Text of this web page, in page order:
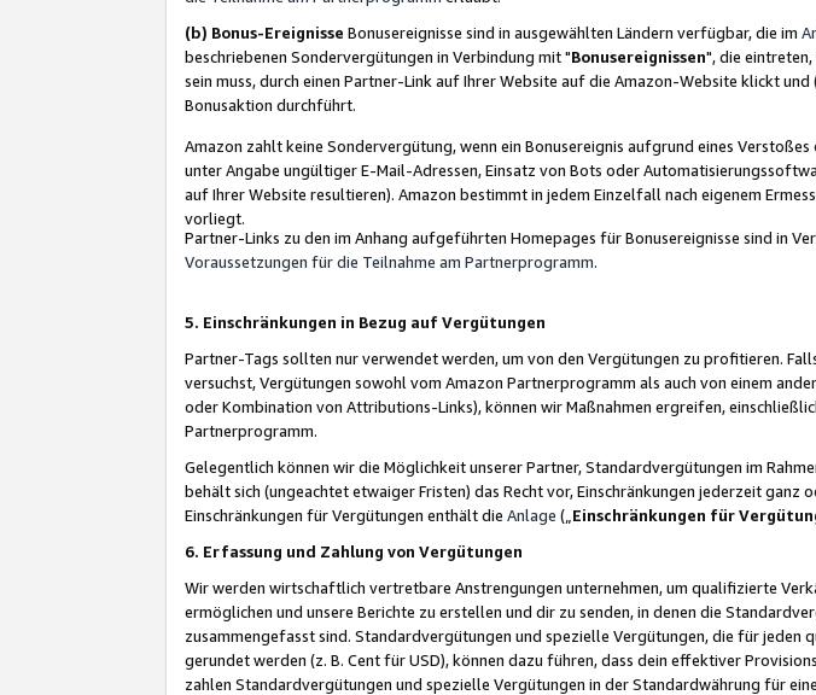
(b) Bonus-Ereignisse Bonusereignisse sind in ausgewählten Ländern verfügbar, die im
beschriebenen Sondervergütungen in Verbindung mit "Bonusereignissen", die
sein muss, durch einen Partner-Link auf Ihrer Website auf die Amazon-Website klickt
Bonusaktion durchführt.
Amazon zahlt keine Sondervergütung, wenn ein Bonusereignis aufgrund eines
unter Angabe ungültiger E-Mail-Adressen, Einsatz von Bots oder
auf Ihrer Website resultieren). Amazon bestimmt in jedem Einzelfall nach eigenem
vorliegt.
Partner-Links zu den im Anhang aufgeführten Homepages für Bonusereignisse sind in
Voraussetzungen für die Teilnahme am Partnerprogramm.
5. Einschränkungen in Bezug auf Vergütungen
Partner-Tags sollten nur verwendet werden, um von den Vergütungen zu profitieren.
versuchst, Vergütungen sowohl vom Amazon Partnerprogramm als auch von einem
oder Kombination von Attributions-Links), können wir Maßnahmen ergreifen,
Partnerprogramm.
Gelegentlich können wir die Möglichkeit unserer Partner, Standardvergütungen im
behält sich (ungeachtet etwaiger Fristen) das Recht vor, Einschränkungen jederzeit
Einschränkungen für Vergütungen enthält die Anlage („ Einschränkungen für
6. Erfassung und Zahlung von Vergütungen
Wir werden wirtschaftlich vertretbare Anstrengungen unternehmen, um qualifizierte
ermöglichen und unsere Berichte zu erstellen und dir zu senden, in denen die
zusammengefasst sind. Standardvergütungen und spezielle Vergütungen, die für
gerundet werden (z. B. Cent für USD), können dazu führen, dass dein effektiver
zahlen Standardvergütungen und spezielle Vergütungen in der Standardwährung für